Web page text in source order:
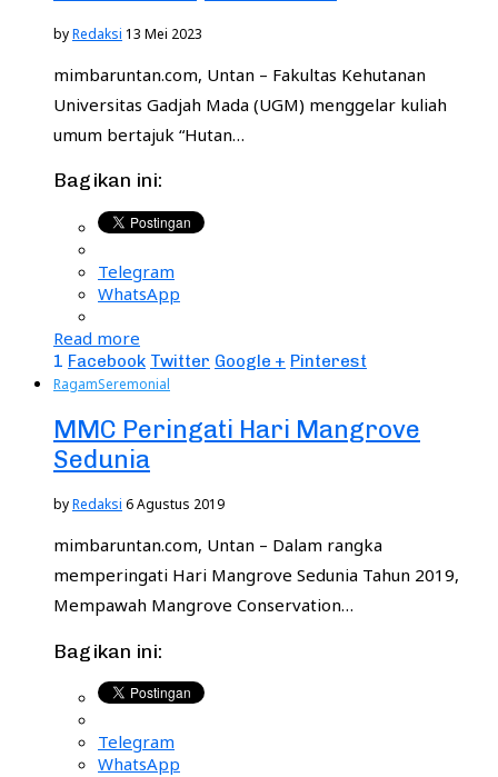
byRedaksi 13 Mei 2023
mimbaruntan.com, Untan – Fakultas Kehutanan
Universitas Gadjah Mada (UGM) menggelar kuliah
umum bertajuk “Hutan…
Bagikan ini:
Telegram
WhatsApp
Read more
1 Facebook Twitter Google + Pinterest
RagamSeremonial
MMC Peringati Hari Mangrove
Sedunia
byRedaksi 6 Agustus 2019
mimbaruntan.com, Untan – Dalam rangka
memperingati Hari Mangrove Sedunia Tahun 2019,
Mempawah Mangrove Conservation…
Bagikan ini:
Telegram
WhatsApp